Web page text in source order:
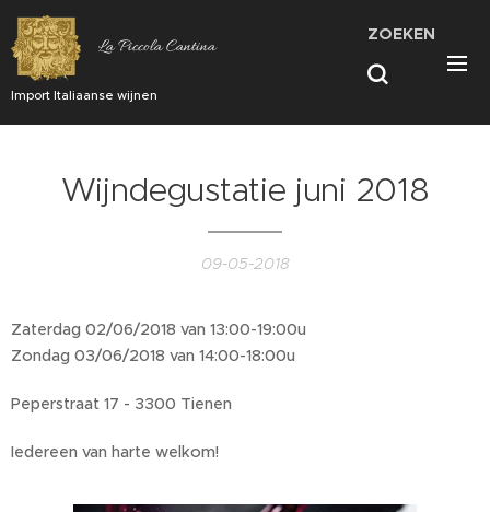
La Piccola Cantina
Import Italiaanse wijnen
ZOEKEN
Wijndegustatie juni 2018
09-05-2018
Zaterdag 02/06/2018 van 13:00-19:00u
Zondag 03/06/2018 van 14:00-18:00u
Peperstraat 17 - 3300 Tienen
Iedereen van harte welkom!